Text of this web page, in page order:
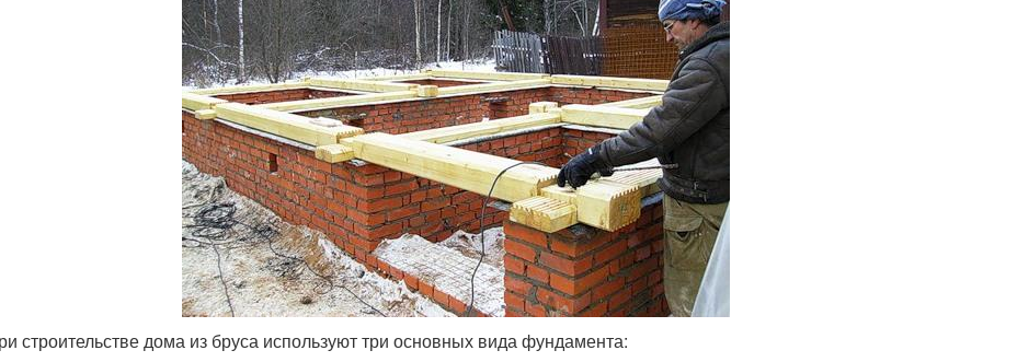
строительстве дома из бруса используют три основных вида фундамента: